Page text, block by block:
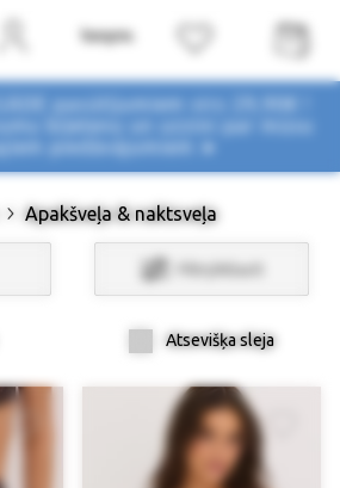
pasūtījumiem virs 29,90€ !
biļetenu un uzzini par mūsu
Apakšveļa & naktsveļa
Filtri/Atlasīt
Atsevišķa sleja